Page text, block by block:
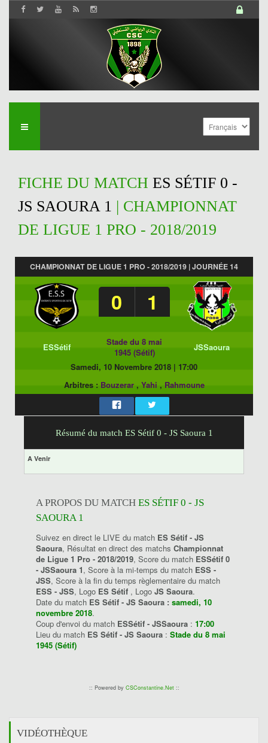
FICHE DU MATCH ES SÉTIF 0 -
JS SAOURA 1 | CHAMPIONNAT
DE LIGUE 1 PRO - 2018/2019
CHAMPIONNAT DE LIGUE 1 PRO - 2018/2019 | JOURNÉE 14
0 1
ESSétif
Stade du 8 mai
1945 (Sétif)
JSSaoura
Samedi, 10 Novembre 2018 | 17:00
Arbitres : Bouzerar, Yahi , Rahmoune
Résumé du match ES Sétif 0 - JS Saoura 1
A Venir
A PROPOS DU MATCH ES SÉTIF 0 - JS
SAOURA 1
Suivez en direct le LIVE du match ES Sétif - JS
Saoura, Résultat en direct des matchs Championnat
de Ligue 1 Pro - 2018/2019, Score du match ESSétif 0
- JSSaoura 1, Score à la mi-temps du match ESS -
JSS, Score à la fin du temps règlementaire du match
ESS - JSS, Logo ES Sétif , Logo JS Saoura.
Date du match ES Sétif - JS Saoura : samedi, 10
novembre 2018.
Coup d'envoi du match ESSétif - JSSaoura : 17:00
Lieu du match ES Sétif - JS Saoura : Stade du 8 mai
1945 (Sétif)
:: Powered by CSConstantine.Net::
VIDÉOTHÈQUE